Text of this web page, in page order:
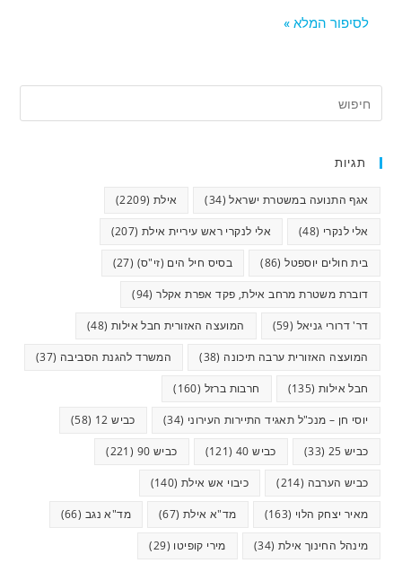
לסיפור המלא »
תגיות
אגף התנועה במשטרת ישראל(34) אילת (2209)
אלי לנקרי (48) אלי לנקרי ראש עיריית אילת (207)
בית חולים יוספטל(86) בסיס חיל הים (זי"ס) (27)
דוברת משטרת מרחב אילת, פקד אפרת אקלר(94)
דר' דרורי גניאל (59) המועצה האזורית חבל אילות (48)
המועצה האזורית ערבה תיכונה (38) המשרד להגנת הסביבה (37)
חבל אילות (135) חרבות ברזל (160)
יוסי חן – מנכ"ל תאגיד התיירות העירוני (34) כביש 12 (58)
כביש 25 (33) כביש 40 (121) כביש 90 (221)
כביש הערבה (214) כיבוי אש אילת (140)
מאיר יצחק הלוי (163) מד"א אילת (67) מד"א נגב (66)
מינהל החינוך אילת (34) מירי קופיטו (29)